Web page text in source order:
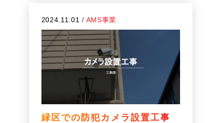
2024.11.01 / AMS事業
緑区での防犯カメラ設置工事